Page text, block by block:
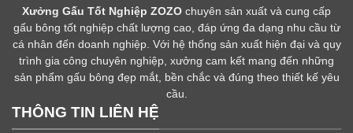
Xưởng Gấu Tốt Nghiệp ZOZO chuyên sản xuất và cung cấp
gấu bông tốt nghiệp chất lượng cao, đáp ứng đa dạng nhu cầu từ
cá nhân đến doanh nghiệp. Với hệ thống sản xuất hiện đại và quy
trình gia công chuyên nghiệp, xưởng cam kết mang đến những
sản phẩm gấu bông đẹp mắt, bền chắc và đúng theo thiết kế yêu
cầu.
THÔNG TIN LIÊN HỆ